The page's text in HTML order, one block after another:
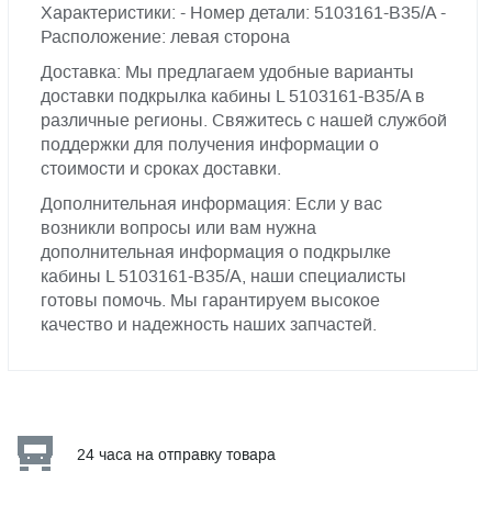
Характеристики: - Номер детали: 5103161-B35/A -
Расположение: левая сторона
Доставка: Мы предлагаем удобные варианты
доставки подкрылка кабины L 5103161-B35/A в
различные регионы. Свяжитесь с нашей службой
поддержки для получения информации о
стоимости и сроках доставки.
Дополнительная информация: Если у вас
возникли вопросы или вам нужна
дополнительная информация о подкрылке
кабины L 5103161-B35/A, наши специалисты
готовы помочь. Мы гарантируем высокое
качество и надежность наших запчастей.
24 часа на отправку товара